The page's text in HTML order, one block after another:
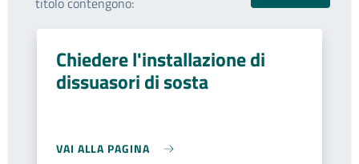
Chiedere l'installazione di
dissuasori di sosta
VAI ALLA PAGINA